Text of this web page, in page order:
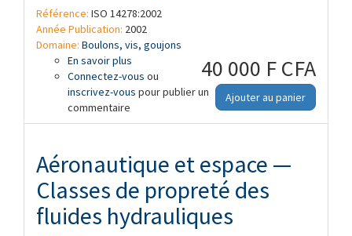
Référence: ISO 14278:2002
Année Publication: 2002
Domaine: Boulons, vis, goujons
40 000 F CFA
Ajouter au panier
En savoir plus à propos de Aéronautique et espace —
Calibres de contrôle, pour empreintes
cruciformes déportées avec ou sans
saillies antidérapantes — Série métrique
Connectez-vous ou
inscrivez-vous pour publier un
commentaire
Aéronautique et espace —
Classes de propreté des
fluides hydrauliques